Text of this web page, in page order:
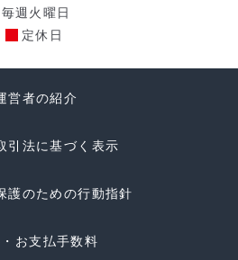
毎週火曜日
定休日
営者の紹介
引法に基づく表示
護のための行動指針
お支払手数料